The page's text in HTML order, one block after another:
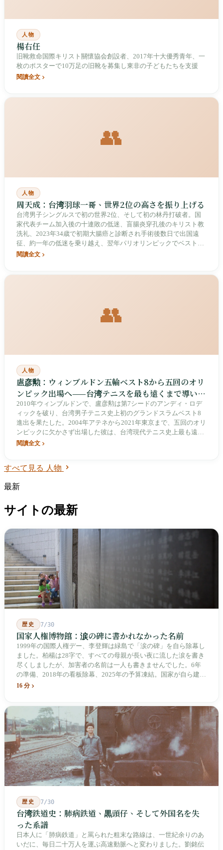
人物
楊右任
旧靴救命国際キリスト關懷協会創設者、2017年十大優秀青年、一
枚のポスターで10万足の旧靴を募集し東非の子どもたちを支援
閱讀全文
👥
人物
周天成：台湾羽球一哥、世界2位の高さを振り上げる
台湾男子シングルスで初の世界2位、そして初の林丹打破者。国
家代表チーム加入後の十連敗の低迷、盲腸炎穿孔後のキリスト教
洗礼、2023年34歳で初期大腸癌と診断され手術後数日で出国遠
征、約一年の低迷を乗り越え、翌年パリオリンピックでベスト8
に進出。周天成は天賦の才能に頼らず、「磨く」というラリー引
閱讀全文
👥
人物
盧彦勲：ウィンブルドン五輪ベスト8から五回のオリ
ンピック出場へ——台湾テニスを最も遠くまで導いた
男
2010年ウィンブルドンで、盧彦勲は第7シードのアンディ・ロデ
ィックを破り、台湾男子テニス史上初のグランドスラムベスト8
進出を果たした。2004年アテネから2021年東京まで、五回のオリ
ンピックに欠かさず出場した彼は、台湾現代テニス史上最も遠く
まで歩み続けた選手である。引退後はテニスアカデミーを設立
閱讀全文
すべて見る 人物
最新
サイトの最新
歴史 7/30
国家人権博物館：涙の碑に書かれなかった名前
1999年の国際人権デー、李登輝は緑島で「涙の碑」を自ら除幕し
ました。柏楊は28字で、すべての母親が長い夜に流した涙を書き
尽くしましたが、加害者の名前は一人も書きませんでした。6年
の準備、2018年の看板除幕、2025年の予算凍結。国家が自ら建
て、自らが行ったことを記念する博物館です。しかし解厳から39
16 分
歴史 7/30
台湾鉄道史：肺病鉄道、黒頭仔、そして外国名を失
った系譜
日本人に「肺病鉄道」と罵られた粗末な路線は、一世紀余りのあ
いだに、毎日二十万人を運ぶ高速動脈へと変わりました。劉銘伝